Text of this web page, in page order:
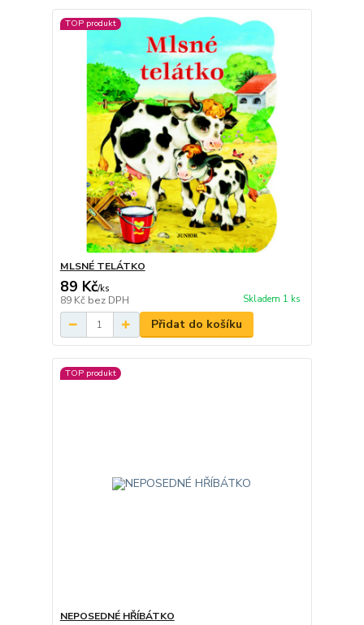
TOP produkt
MLSNÉ TELÁTKO
89 Kč/ks
89 Kč bez DPH Skladem 1 ks
Přidat do košíku
TOP produkt
NEPOSEDNÉ HŘÍBÁTKO